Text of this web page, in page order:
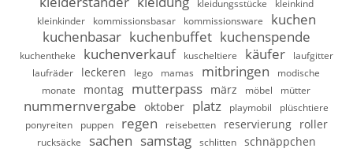
kleidungsstücke
kleinkind
kleinkinder
kommissionsbasar kommissionsware
kuchen
kuchenbasar kuchenbuffet kuchenspende
kuchentheke kuchenverkauf kuscheltiere käufer
laufgitter
laufräder
leckeren lego mamas mitbringen
modische
monate
montag mutterpass märz möbel mütter
nummernvergabe oktober platz playmobil
plüschtiere
ponyreiten
puppen regen reisebetten reservierung roller
rucksäcke sachen samstag schlitten schnäppchen